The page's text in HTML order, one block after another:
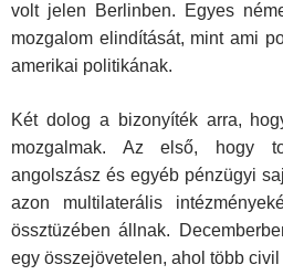
volt jelen Berlinben. Egyes
mozgalom elindítását, mint ami
amerikai politikának.
Két dolog a bizonyíték arra,
mozgalmak. Az első, hogy
angolszász és egyéb pénzügyi
azon multilaterális
össztüzében állnak.
egy összejövetelen, ahol több